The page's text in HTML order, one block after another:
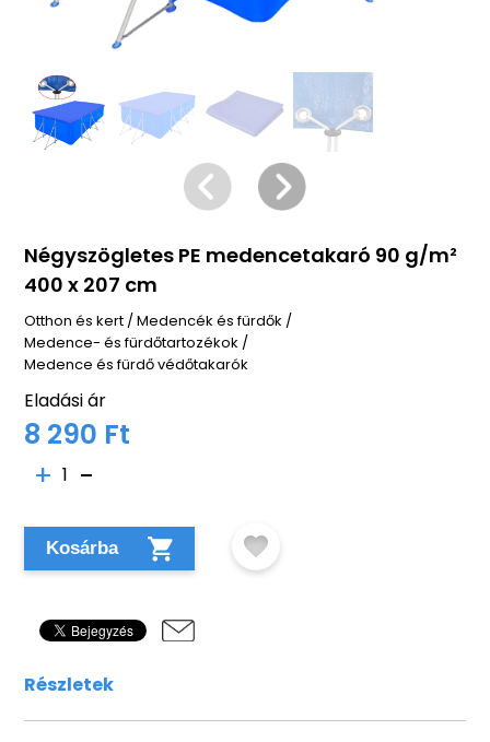
Négyszögletes PE medencetakaró 90 g/m²
400 x 207 cm
Otthon és kert /Medencék és fürdők /
Medence- és fürdőtartozékok /
Medence és fürdő védőtakarók
Eladási ár
8 290 Ft
1
Kosárba
Részletek